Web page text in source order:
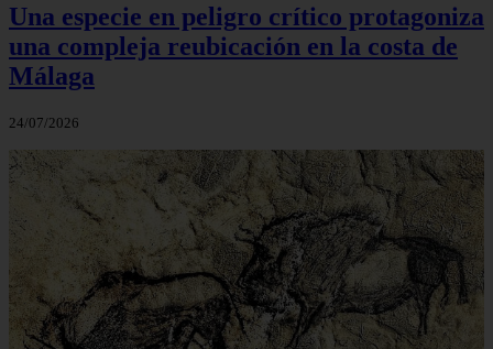
Una especie en peligro crítico protagoniza
una compleja reubicación en la costa de
Málaga
24/07/2026